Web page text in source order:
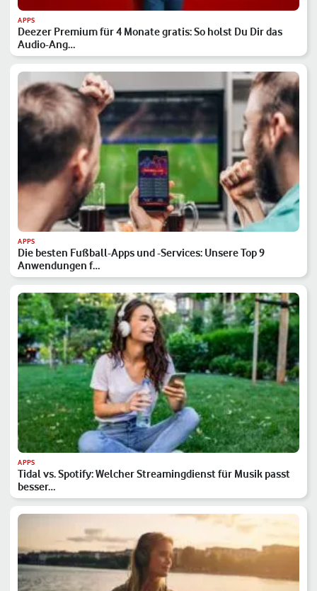
APPS
Deezer Premium für 4 Monate gratis: So holst Du Dir das
Audio-Ang…
APPS
Die besten Fußball-Apps und -Services: Unsere Top 9
Anwendungen f…
APPS
Tidal vs. Spotify: Welcher Streamingdienst für Musik passt
besser…